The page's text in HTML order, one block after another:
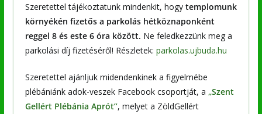
Szeretettel tájékoztatunk mindenkit, hogy templomunk
környékén fizetős a parkolás hétköznaponként
reggel 8 és este 6 óra között. Ne feledkezzünk meg a
parkolási díj fizetéséről! Részletek: parkolas.ujbuda.hu
Szeretettel ajánljuk midendenkinek a figyelmébe
plébániánk adok-veszek Facebook csoportját, a „Szent
Gellért Plébánia Aprót”, melyet a ZöldGellért